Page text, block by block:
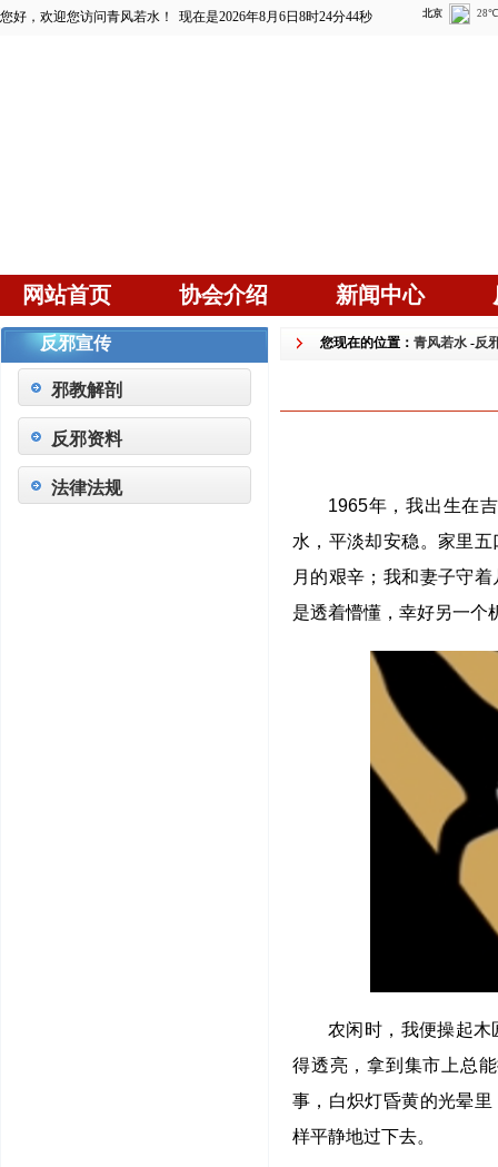
您好，欢迎您访问青风若水！ 现在是2026年8月6日8时24分45秒
网站首页 协会介绍 新闻中心
反邪宣传
邪教解剖
反邪资料
法律法规
您现在的位置： 青风若水 -反
1965年，我出生在
水，平淡却安稳。家里
月的艰辛；我和妻子守
是透着懵懂，幸好另一个
农闲时，我便操起
得透亮，拿到集市上总
事，白炽灯昏黄的光晕
样平静地过下去。